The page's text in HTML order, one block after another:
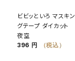
ビビッといろ マスキン
グテープ ダイカット
夜空
396 円 （税込）